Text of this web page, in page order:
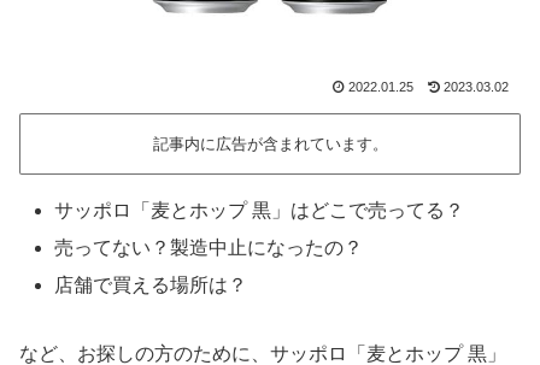
2022.01.25 2023.03.02
記事内に広告が含まれています。
サッポロ「麦とホップ 黒」はどこで売ってる？
売ってない？製造中止になったの？
店舗で買える場所は？
など、お探しの方のために、サッポロ「麦とホップ 黒」